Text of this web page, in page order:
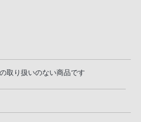
取り扱いのない商品です